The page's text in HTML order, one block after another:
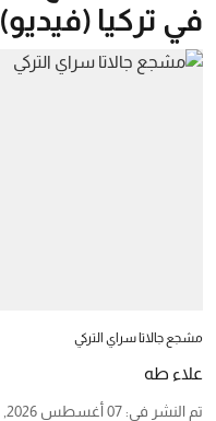
في تركيا (فيديو)
مشجع جالاتا سراي التركي
علاء طه
تم النشر في: 07 أغسطس 2026, 7:05 مساءً